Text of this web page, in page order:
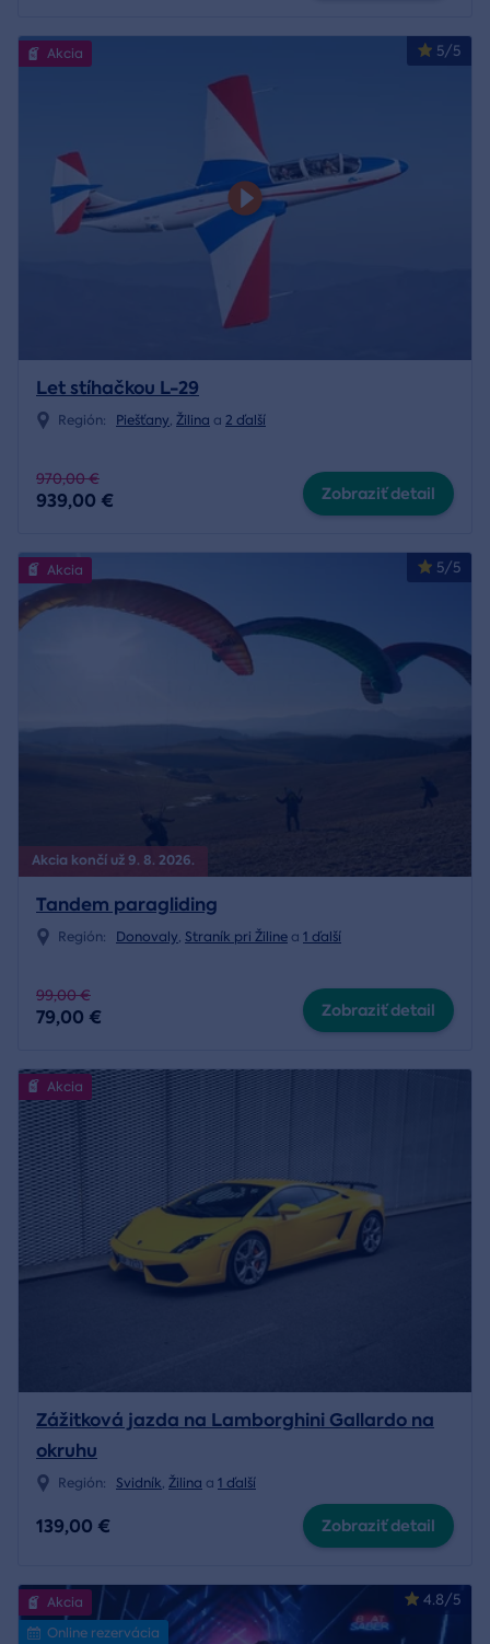
5/5
Akcia
Let stíhačkou L-29
Región: Piešťany, Žilina a 2 ďalší
970,00 €
939,00 € Zobraziť detail
Akcia končí už 9. 8. 2026.
5/5
Akcia
Tandem paragliding
Región: Donovaly, Straník pri Žiline a 1 ďalší
99,00 €
79,00 € Zobraziť detail
Akcia
Zážitková jazda na Lamborghini Gallardo na
okruhu
Región: Svidník, Žilina a 1 ďalší
139,00 € Zobraziť detail
4.8/5
Akcia
Online rezervácia